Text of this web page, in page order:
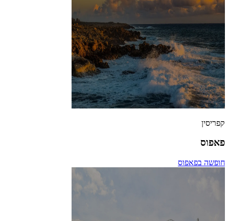
קפריסין
פאפוס
חופשה בפאפוס